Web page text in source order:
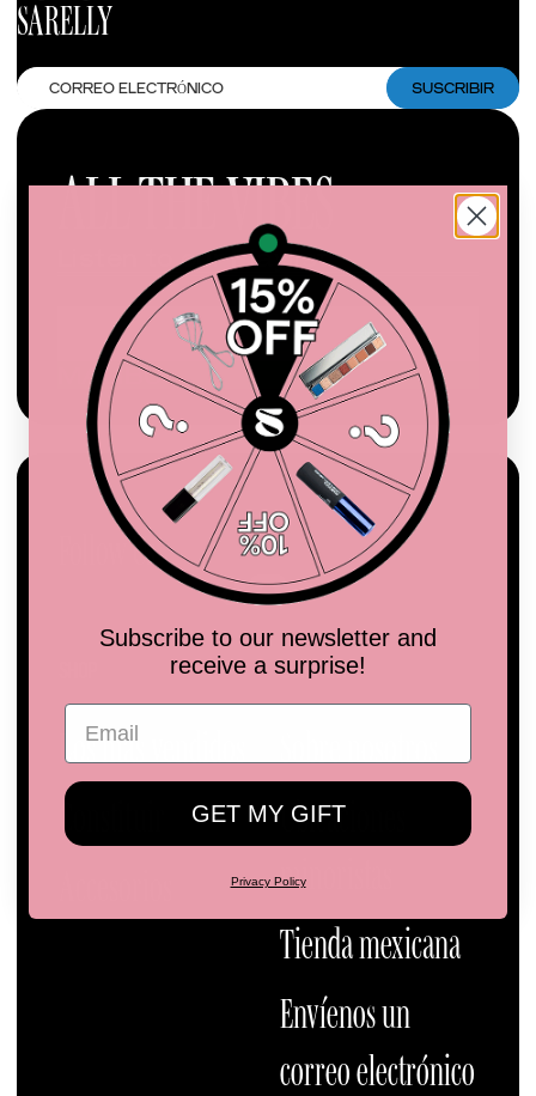
SARELLY
Correo
electrónico
SUSCRIBIR
ALL THE VIBES
Listen to our Playlist
SEE YOU AGAIN
VUELVE CONTIGO
MALIBU
Los más vendidos
Constituir
COMPANY
Ubicaciones
minoristas
Tienda mexicana
Envíenos un
correo electrónico
Follow Us
TikTokInstagram
YouTube
Subscribe to our newsletter and
receive a surprise!
GET MY GIFT
Privacy Policy